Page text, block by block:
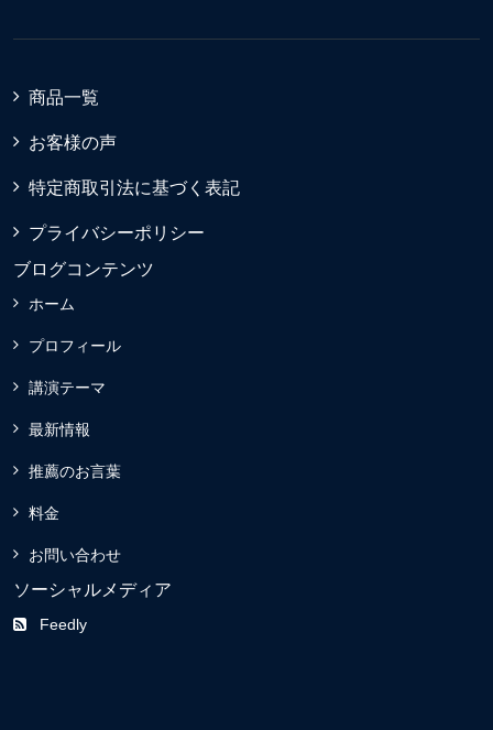
商品一覧
お客様の声
特定商取引法に基づく表記
プライバシーポリシー
ブログコンテンツ
ホーム
プロフィール
講演テーマ
最新情報
推薦のお言葉
料金
お問い合わせ
ソーシャルメディア
Feedly